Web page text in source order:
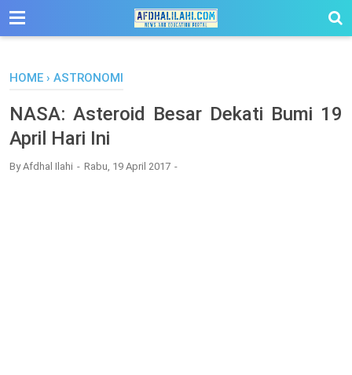
-->
HOME › ASTRONOMI
NASA: Asteroid Besar Dekati Bumi 19
April Hari Ini
ByAfdhal Ilahi Rabu, 19 April 2017